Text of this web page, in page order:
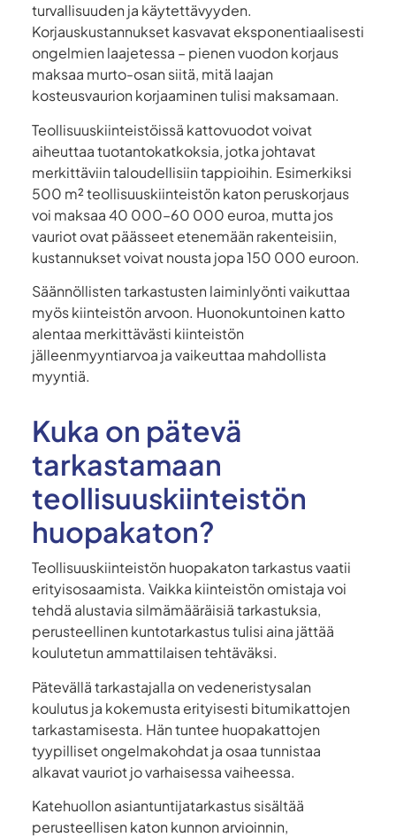
turvallisuuden ja käytettävyyden.
Korjauskustannukset kasvavat eksponentiaalisesti
ongelmien laajetessa – pienen vuodon korjaus
maksaa murto-osan siitä, mitä laajan
kosteusvaurion korjaaminen tulisi maksamaan.
Teollisuuskiinteistöissä kattovuodot voivat
aiheuttaa tuotantokatkoksia, jotka johtavat
merkittäviin taloudellisiin tappioihin. Esimerkiksi
500 m² teollisuuskiinteistön katon peruskorjaus
voi maksaa 40 000–60 000 euroa, mutta jos
vauriot ovat päässeet etenemään rakenteisiin,
kustannukset voivat nousta jopa 150 000 euroon.
Säännöllisten tarkastusten laiminlyönti vaikuttaa
myös kiinteistön arvoon. Huonokuntoinen katto
alentaa merkittävästi kiinteistön
jälleenmyyntiarvoa ja vaikeuttaa mahdollista
myyntiä.
Kuka on pätevä
tarkastamaan
teollisuuskiinteistön
huopakaton?
Teollisuuskiinteistön huopakaton tarkastus vaatii
erityisosaamista. Vaikka kiinteistön omistaja voi
tehdä alustavia silmämääräisiä tarkastuksia,
perusteellinen kuntotarkastus tulisi aina jättää
koulutetun ammattilaisen tehtäväksi.
Pätevällä tarkastajalla on vedeneristysalan
koulutus ja kokemusta erityisesti bitumikattojen
tarkastamisesta. Hän tuntee huopakattojen
tyypilliset ongelmakohdat ja osaa tunnistaa
alkavat vauriot jo varhaisessa vaiheessa.
Katehuollon asiantuntijatarkastus sisältää
perusteellisen katon kunnon arvioinnin,